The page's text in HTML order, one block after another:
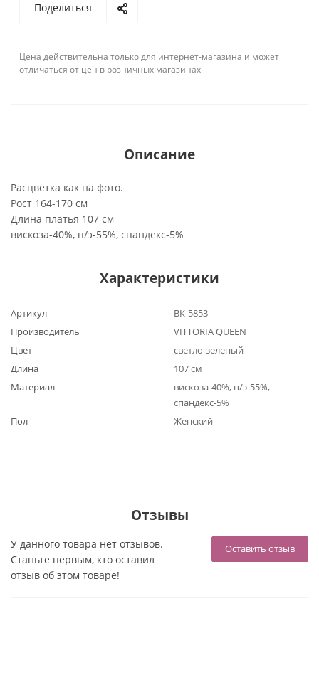
Поделиться
Цена действительна только для интернет-магазина и может
отличаться от цен в розничных магазинах
Описание
Расцветка как на фото.
Рост 164-170 см
Длина платья 107 см
вискоза-40%, п/э-55%, спандекс-5%
Характеристики
Артикул
ВК-5853
Производитель
VITTORIA QUEEN
Цвет
светло-зеленый
Длина
107 см
Материал
вискоза-40%, п/э-55%,
спандекс-5%
Пол
Женский
Отзывы
Оставить отзыв
У данного товара нет отзывов.
Станьте первым, кто оставил
отзыв об этом товаре!